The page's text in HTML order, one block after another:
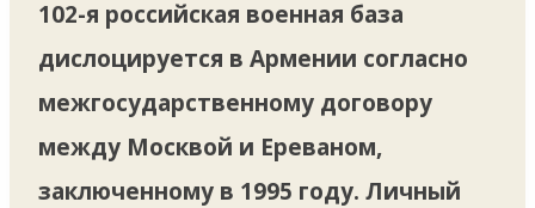
102-я российская военная база
дислоцируется в Армении согласно
межгосударственному договору
между Москвой и Ереваном,
заключенному в 1995 году. Личный